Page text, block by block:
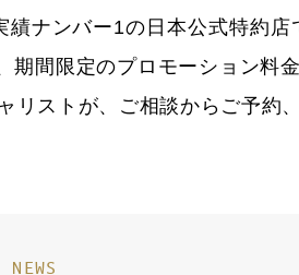
ナンバー1の日本公式特約
間限定のプロモーション料
リストが、ご相談からご予約
NEWS